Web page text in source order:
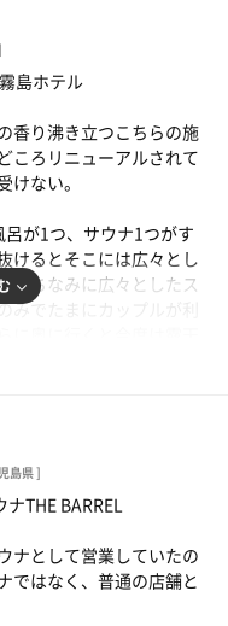
めるような工夫もされ
に入ることができる広
今日は静かなお客さんが
で整うことができまし
島ホテル
香り沸き立つこちらの施
ころリニューアルされて
ない。
が1つ、サウナ1つがす
けるとそこには広々とし
。ちなみに広々としたス
みでたまにカップルが利
。
くらい。背もたれが
している。水温は夏な
感じられてめちゃくち
ペースで休んだ。温泉じ
楽しむ感じで利用する
島県 ]
THE BARREL
ナとして営業していたの
ではなく、普通の店舗と